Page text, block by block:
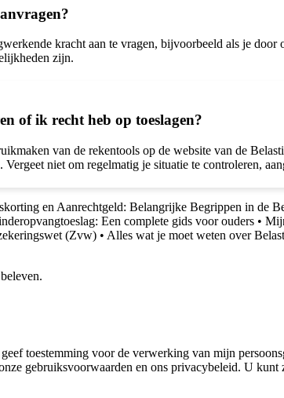
kracht aan te vragen, bijvoorbeeld als je
zijn.
of ik recht heb op toeslagen?
van de rekentools op de website van de
niet om regelmatig je situatie te controleren,
en Aanrechtgeld: Belangrijke Begrippen in de
Een complete gids voor ouders •
(Zvw) • Alles wat je moet weten over
toestemming voor de verwerking van mijn
gebruiksvoorwaarden en ons privacybeleid. U